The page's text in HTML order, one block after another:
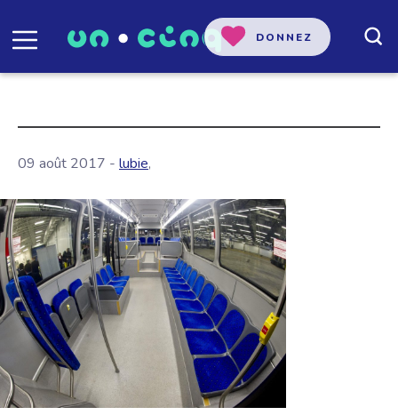
DONNEZ
09 août 2017 - lubie,